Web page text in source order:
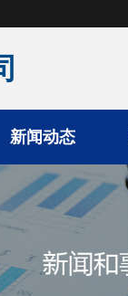
新闻动态